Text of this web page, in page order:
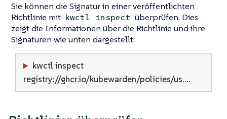
Sie können die Signatur in einer veröffentlichten
Richtlinie mit kwctl inspect überprüfen. Dies
zeigt die Informationen über die Richtlinie und ihre
Signaturen wie unten dargestellt:
kwctl inspect
registry://ghcr.io/kubewarden/policies/us…​.